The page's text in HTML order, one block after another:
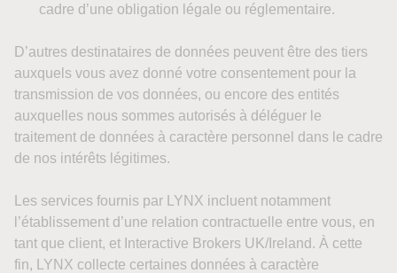
cadre d’une obligation légale ou réglementaire.
D’autres destinataires de données peuvent être des tiers
auxquels vous avez donné votre consentement pour la
transmission de vos données, ou encore des entités
auxquelles nous sommes autorisés à déléguer le
traitement de données à caractère personnel dans le cadre
de nos intérêts légitimes.
Les services fournis par LYNX incluent notamment
l’établissement d’une relation contractuelle entre vous, en
tant que client, et Interactive Brokers UK/Ireland. À cette
fin, LYNX collecte certaines données à caractère